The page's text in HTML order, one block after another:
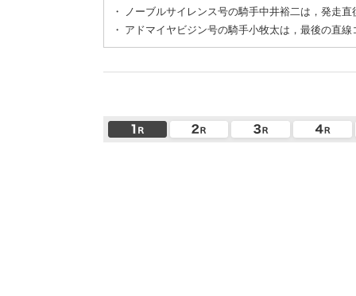
・
ノーブルサイレンス号の騎手中井裕二は，発走
・ アドマイヤビジン号の騎手小牧太は，最後の直